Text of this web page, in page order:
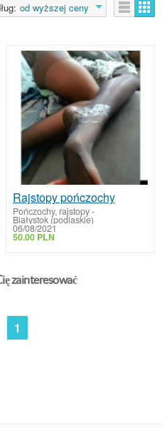
od wyższej ceny
Rajstopy pończochy
Pończochy, rajstopy-
Białystok (podlaskie)
06/08/2021
50.00 PLN
zainteresować
1